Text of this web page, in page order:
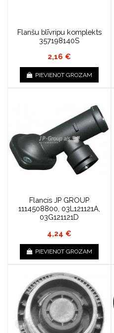
Flanšu blīvripu komplekts
357198140S
2,16 €
PIEVIENOT GROZAM
Flancis JP GROUP
1114508800, 03L121121A,
03G121121D
4,24 €
PIEVIENOT GROZAM